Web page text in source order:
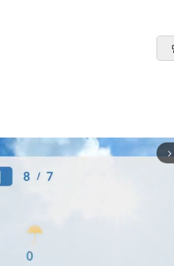
arrow_forward_ios